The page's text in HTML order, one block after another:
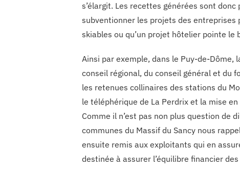
s’élargit. Les recettes générées sont
subventionner les projets des entreprises
skiables ou qu’un projet hôtelier pointe le
Ainsi par exemple, dans le Puy-de-Dôme,
conseil régional, du conseil général et du
les retenues collinaires des stations du
le téléphérique de La Perdrix et la mise
Comme il n’est pas non plus question de
communes du Massif du Sancy nous
ensuite remis aux exploitants qui en
destinée à assurer l’équilibre financier